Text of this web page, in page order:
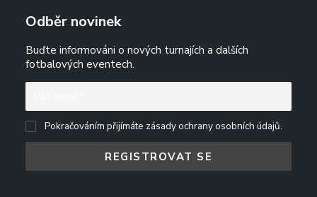
Odběr novinek
Buďte informováni o nových turnajích a dalších
fotbalových eventech.
Pokračováním přijímáte zásady ochrany osobních údajů.